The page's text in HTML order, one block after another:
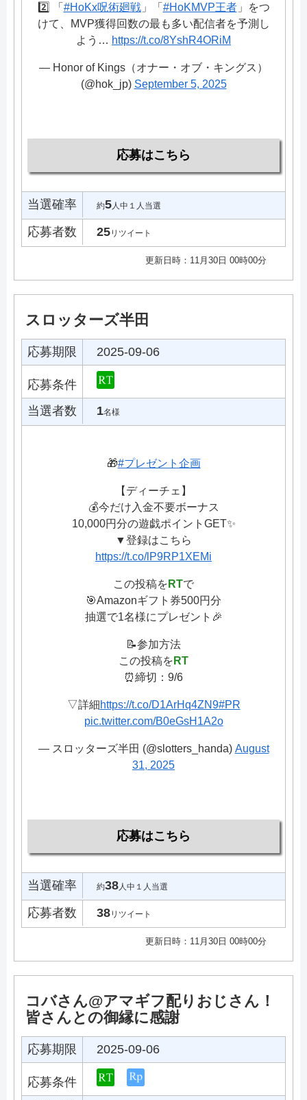
2️⃣ 「 #HoKx呪術廻戦」「 #HoKMVP王者」をつ
けて、MVP獲得回数の最も多い配信者を予測し
よう… https://t.co/8YshR4ORiM
— Honor of Kings（オナー・オブ・キングス）
(@hok_jp) September 5, 2025
応募はこちら
当選確率 約5 人中１人当選
応募者数 25リツイート
更新日時：11月30日 00時00分
スロッターズ半田
応募期限 2025-09-06
応募条件
当選者数
1名様
🎁#プレゼント企画
【ディーチェ】
💰今だけ入金不要ボーナス
10,000円分の遊戯ポイントGET✨
▼登録はこちら
https://t.co/lP9RP1XEMi
この投稿を RTで
🎯Amazonギフト券500円分
抽選で1名様にプレゼント🎉
📝参加方法
この投稿を RT
⏰締切：9/6
▽詳細https://t.co/D1ArHq4ZN9#PR
pic.twitter.com/B0eGsH1A2o
— スロッターズ半田 (@slotters_handa) August
31, 2025
応募はこちら
当選確率 約38 人中１人当選
応募者数 38リツイート
更新日時：11月30日 00時00分
コバさん@アマギフ配りおじさん！
皆さんとの御縁に感謝
応募期限 2025-09-06
応募条件